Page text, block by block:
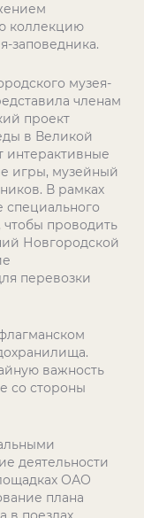
коллекцию
заповедника.
музея-
членам
проект
в Великой
интерактивные
игры, музейный
В рамках
специального
чтобы проводить
Новгородской
перевозки
важность
со стороны
деятельности
ОАО
плана